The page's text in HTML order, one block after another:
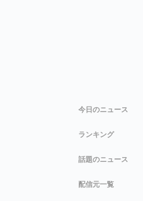
今日のニュース
ランキング
話題のニュース
配信元一覧